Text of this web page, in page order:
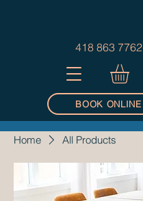
418 863 7762
BOOK ONLINE
Home All Products